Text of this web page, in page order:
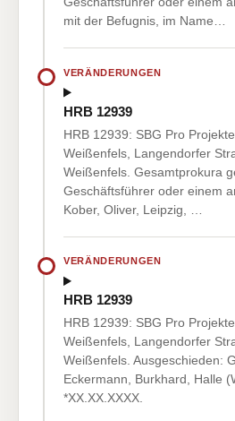
mit der Befugnis, im Name…
VERÄNDERUNGEN
HRB 12939
HRB 12939: SBG Pro
Weißenfels, Langendorfer
Weißenfels. Gesamtprokura
Geschäftsführer oder einem
Kober, Oliver, Leipzig, …
VERÄNDERUNGEN
HRB 12939
HRB 12939: SBG Pro
Weißenfels, Langendorfer
Weißenfels. Ausgeschieden:
Eckermann, Burkhard, Halle
*XX.XX.XXXX.